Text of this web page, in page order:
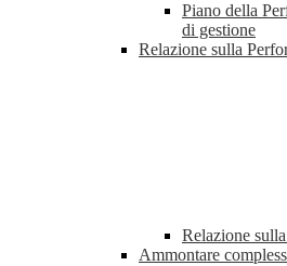
Piano della
di gestione
Relazione sulla
Relazione
Ammontare